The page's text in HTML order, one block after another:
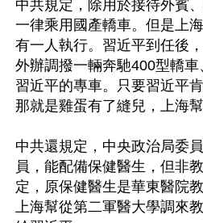
中共規定，除用於接待外賓
一律乘用國產轎車。但是上
有一人執行。習近平到任後
外辦調撥一輛奔馳400型轎
習近平的專車。只要習近平
那就是雞蛋有了縫兒，上海
中共還規定，中央政治局委
員，能配備保健醫生，但非
定，原保健醫生是華東醫院
上海幫從第二軍醫大學調來